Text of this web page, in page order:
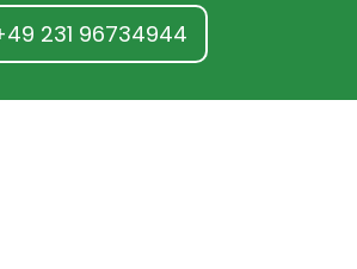
231 96734944